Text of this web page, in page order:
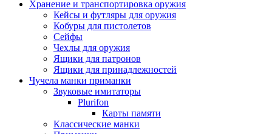
Хранение и транспортировка оружия
Кейсы и футляры для оружия
Кобуры для пистолетов
Сейфы
Чехлы для оружия
Ящики для патронов
Ящики для принадлежностей
Чучела манки приманки
Звуковые имитаторы
Plurifon
Карты памяти
Классические манки